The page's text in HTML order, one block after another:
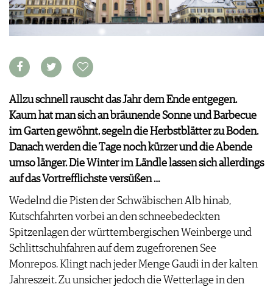
VORTEILSWELT
MEDIATHEK
VIDEOS
BÜCHER
NEWS
WEINWIRTSCHAFT
WEINSZENE
PORTRAITS
ARCHIV
ANMELDEN
AWARDS
GEWINNSPIELE
VORTEILSWELT
TRINKREIFETABELLE
ABO
WEINSUCHE
NEWSLETTER
WINE TRADE CLUB
REDAKTION
JOBS
Allzu schnell rauscht das Jahr dem Ende entgegen.
Kaum hat man sich an bräunende Sonne und Barbecue
im Garten gewöhnt, segeln die Herbstblätter zu Boden.
Danach werden die Tage noch kürzer und die Abende
umso länger. Die Winter im Ländle lassen sich allerdings
auf das Vortrefflichste versüßen …
Wedelnd die Pisten der Schwäbischen Alb hinab,
Kutschfahrten vorbei an den schneebedeckten
Spitzenlagen der württembergischen Weinberge und
Schlittschuhfahren auf dem zugefrorenen See
Monrepos. Klingt nach jeder Menge Gaudi in der kalten
Jahreszeit. Zu unsicher jedoch die Wetterlage in den